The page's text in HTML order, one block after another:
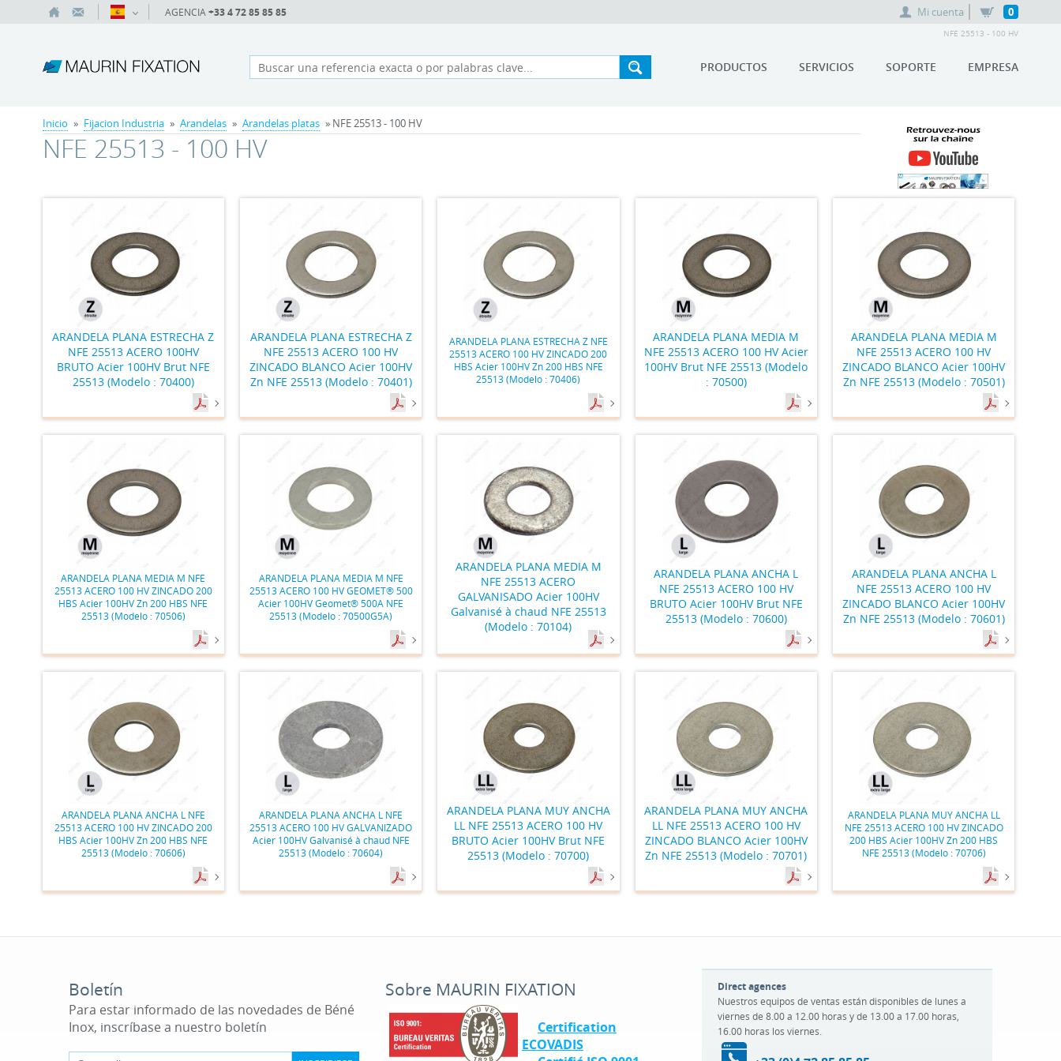
AGENCIA +33 4 72 85 85 85 Mi cuenta 0
NFE 25513 - 100 HV
PRODUCTOS SERVICIOS SOPORTE EMPRESA
Inicio » Fijacion Industria » Arandelas » Arandelas platas » NFE 25513 - 100 HV
NFE 25513 - 100 HV
FIXATION
ARANDELA PLANA ESTRECHA Z
NFE 25513 ACERO 100HV
BRUTO Acier 100HV Brut NFE
25513 (Modelo : 70400)
ARANDELA PLANA ESTRECHA Z
NFE 25513 ACERO 100 HV
ZINCADO BLANCO Acier 100HV
Zn NFE 25513 (Modelo : 70401)
ARANDELA PLANA ESTRECHA Z NFE
25513 ACERO 100 HV ZINCADO 200
HBS Acier 100HV Zn 200 HBS NFE
25513 (Modelo : 70406)
ARANDELA PLANA MEDIA M
NFE 25513 ACERO 100 HV Acier
100HV Brut NFE 25513 (Modelo
: 70500)
ARANDELA PLANA MEDIA M
NFE 25513 ACERO 100 HV
ZINCADO BLANCO Acier 100HV
Zn NFE 25513 (Modelo : 70501)
ARANDELA PLANA MEDIA M NFE
25513 ACERO 100 HV ZINCADO 200
HBS Acier 100HV Zn 200 HBS NFE
25513 (Modelo : 70506)
ARANDELA PLANA MEDIA M NFE
25513 ACERO 100 HV GEOMET® 500
Acier 100HV Geomet® 500A NFE
25513 (Modelo : 70500G5A)
ARANDELA PLANA MEDIA M
NFE 25513 ACERO
GALVANISADO Acier 100HV
Galvanisé à chaud NFE 25513
(Modelo : 70104)
ARANDELA PLANA ANCHA L
NFE 25513 ACERO 100 HV
BRUTO Acier 100HV Brut NFE
25513 (Modelo : 70600)
ARANDELA PLANA ANCHA L
NFE 25513 ACERO 100 HV
ZINCADO BLANCO Acier 100HV
Zn NFE 25513 (Modelo : 70601)
ARANDELA PLANA ANCHA L NFE
25513 ACERO 100 HV ZINCADO 200
HBS Acier 100HV Zn 200 HBS NFE
25513 (Modelo : 70606)
ARANDELA PLANA ANCHA L NFE
25513 ACERO 100 HV GALVANIZADO
Acier 100HV Galvanisé à chaud NFE
25513 (Modelo : 70604)
ARANDELA PLANA MUY ANCHA
LL NFE 25513 ACERO 100 HV
BRUTO Acier 100HV Brut NFE
25513 (Modelo : 70700)
ARANDELA PLANA MUY ANCHA
LL NFE 25513 ACERO 100 HV
ZINCADO BLANCO Acier 100HV
Zn NFE 25513 (Modelo : 70701)
ARANDELA PLANA MUY ANCHA LL
NFE 25513 ACERO 100 HV ZINCADO
200 HBS Acier 100HV Zn 200 HBS
NFE 25513 (Modelo : 70706)
Boletín
Para estar informado de las novedades de Béné
Inox, inscríbase a nuestro boletín
Sobre MAURIN FIXATION
Certification
ECOVADIS
Direct agences
Nuestros equipos de ventas están disponibles de lunes a
viernes de 8.00 a 12.00 horas y de 13.00 a 17.00 horas,
16.00 horas los viernes.